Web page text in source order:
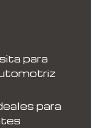
para
para